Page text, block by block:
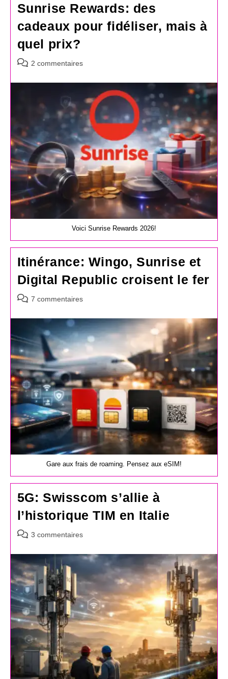
Sunrise Rewards: des
cadeaux pour fidéliser, mais à
quel prix?
Commentaires
la
2 commentaires
Voici Sunrise Rewards 2026!
Itinérance: Wingo, Sunrise et
Digital Republic croisent le fer
Commentaires
la
publication :
7 commentaires
Gare aux frais de roaming. Pensez aux eSIM!
5G: Swisscom s’allie à
l’historique TIM en Italie
Commentaires
la
publication :
3 commentaires